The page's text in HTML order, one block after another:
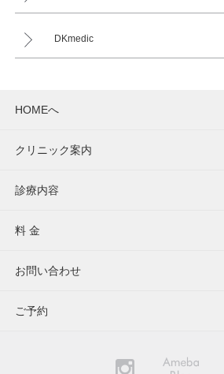
DKmedic
HOMEへ
クリニック案内
診療内容
料 金
お問い合わせ
ご予約